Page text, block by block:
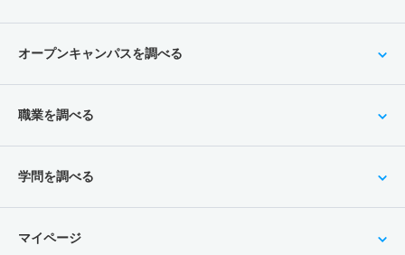
オープンキャンパスを調べる
職業を調べる
学問を調べる
マイページ